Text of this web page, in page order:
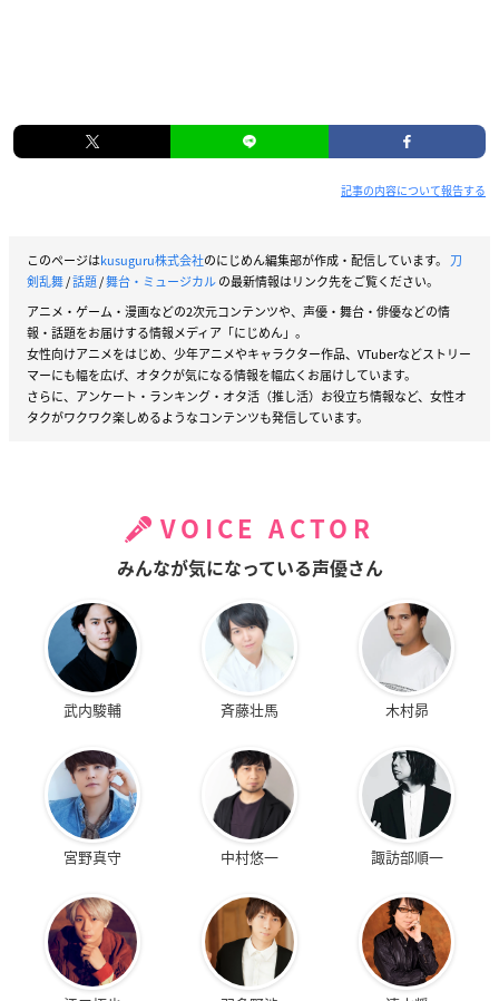
記事の内容について報告する
このページはkusuguru株式会社のにじめん編集部が作成・配信しています。 刀
剣乱舞/話題/舞台・ミュージカルの最新情報はリンク先をご覧ください。
アニメ・ゲーム・漫画などの2次元コンテンツや、声優・舞台・俳優などの情
報・話題をお届けする情報メディア「にじめん」。
女性向けアニメをはじめ、少年アニメやキャラクター作品、VTuberなどストリー
マーにも幅を広げ、オタクが気になる情報を幅広くお届けしています。
さらに、アンケート・ランキング・オタ活（推し活）お役立ち情報など、女性オ
タクがワクワク楽しめるようなコンテンツも発信しています。
VOICE ACTOR
みんなが気になっている声優さん
武内駿輔 斉藤壮馬 木村昴
宮野真守 中村悠一 諏訪部順一